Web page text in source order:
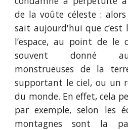
de la voûte céleste :
sait aujourd'hui que
l’espace, au point de le
souvent donné
monstrueuses de la
supportant le ciel, ou un
du monde. En effet, cela
par exemple, selon les
montagnes sont la